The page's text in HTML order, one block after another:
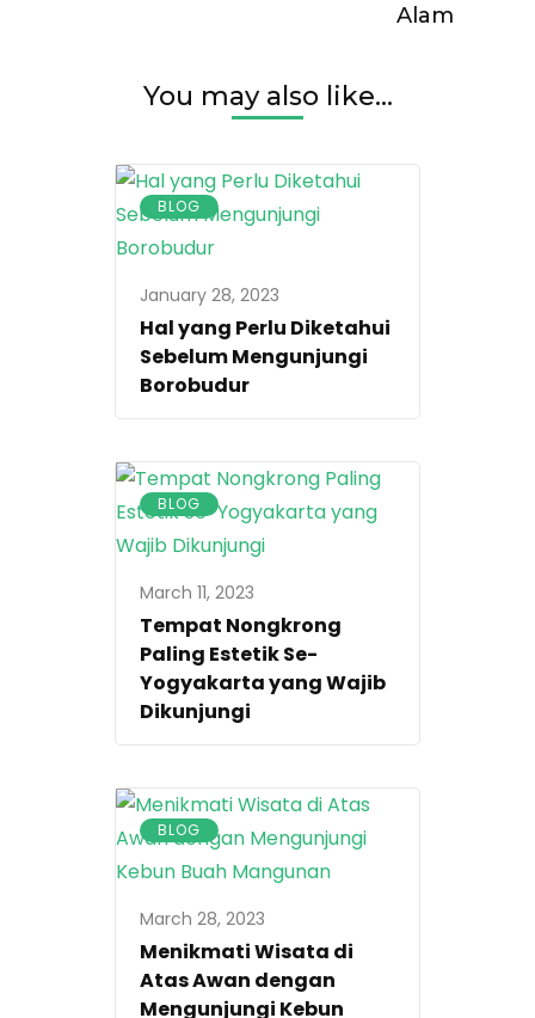
Alam
You may also like...
BLOG
January 28, 2023
Hal yang Perlu Diketahui
Sebelum Mengunjungi
Borobudur
BLOG
March 11, 2023
Tempat Nongkrong
Paling Estetik Se-
Yogyakarta yang Wajib
Dikunjungi
BLOG
March 28, 2023
Menikmati Wisata di
Atas Awan dengan
Mengunjungi Kebun